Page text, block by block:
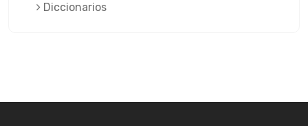
Diccionarios